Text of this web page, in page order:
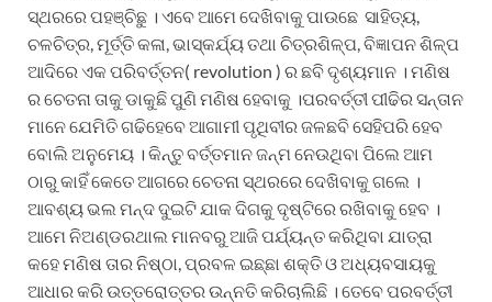
ସ୍ଥରରେ ପହଞ୍ଚିଛୁ । ଏବେ ଆମେ ଦେଖିବାକୁ ପାଉଛେ ସାହିତ୍ୟ,
ଚଳଚିତ୍ର, ମୂର୍ତ୍ତି କଳା, ଭାସ୍କର୍ଯ୍ୟ ତଥା ଚିତ୍ରଶିଳ୍ପ, ବିଜ୍ଞାପନ ଶିଳ୍ପ
ଆଦିରେ ଏକ ପରିବର୍ତ୍ତନ( revolution ) ର ଛବି ଦୃଶ୍ୟମାନ । ମଣିଷ
ର ଚେତନା ତାକୁ ଡାକୁଛି ପୁଣି ମଣିଷ ହେବାକୁ ।ପରବର୍ତ୍ତୀ ପୀଢିର ସନ୍ତାନ
ମାନେ ଯେମିତି ଗଢିହେବେ ଆଗାମୀ ପୃଥିବୀର ଜଳଛବି ସେହିପରି ହେବ
ବୋଲି ଅନୁମେୟ । କିନ୍ତୁ ବର୍ତ୍ତମାନ ଜନ୍ମ ନେଉଥିବା ପିଲେ ଆମ
ଠାରୁ କାହିଁ କେତେ ଆଗରେ ଚେତନା ସ୍ଥରରେ ଦେଖିବାକୁ ଗଲେ ।
ଆବଶ୍ୟ ଭଲ ମନ୍ଦ ଦୁଇଟି ଯାକ ଦିଗକୁ ଦୃଷ୍ଟିରେ ରଖିବାକୁ ହେବ ।
ଆମେ ନିଅଣ୍ଡରଥାଲ ମାନବରୁ ଆଜି ପର୍ଯ୍ୟନ୍ତ କରିଥିବା ଯାତ୍ରା
କହେ ମଣିଷ ତାର ନିଷ୍ଠା, ପ୍ରବଳ ଇଛ୍ଛା ଶକ୍ତି ଓ ଅଧ୍ୟବସାୟକୁ
ଆଧାର କରି ଉତ୍ତରୋତ୍ତର ଉନ୍ନତି କରିଚାଲିଛି । ତେବେ ପରବର୍ତ୍ତୀ